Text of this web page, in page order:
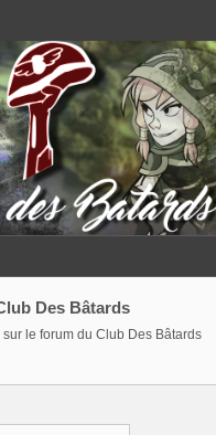
Des Bâtards
sur le forum du Club Des Bâtards